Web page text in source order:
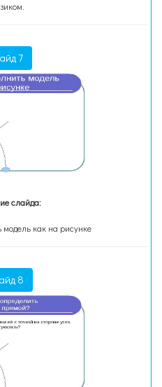
7
слайда:
как на рисунке
8